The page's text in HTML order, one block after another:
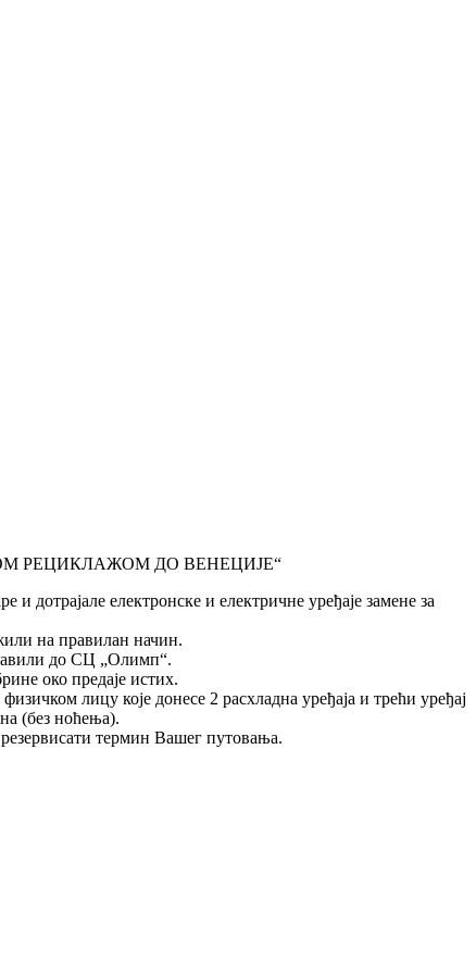
РЕЦИКЛАЖОМ ДО ВЕНЕЦИЈЕ“
дотрајале електронске и електричне уређаје замене за
на правилан начин.
до СЦ „Олимп“.
око предаје истих.
лицу које донесе 2 расхладна уређаја и трећи уређај
(без ноћења).
термин Вашег путовања.